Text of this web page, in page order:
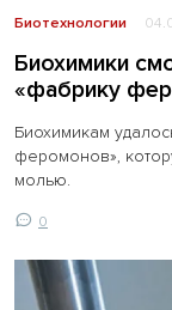
Биотехнологии
Биохимики
«фабрику
Биохимикам
феромонов»,
молью.
0